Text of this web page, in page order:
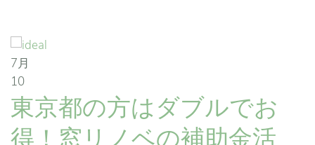
7月
10
東京都の方はダブルでお
得！窓リノベの補助金活